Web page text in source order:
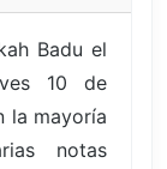
Badu el
10 de
la mayoría
notas